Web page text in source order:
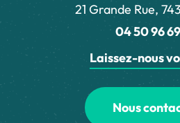
21 Grande Rue,
04 50 96
Laissez-nous
Nous